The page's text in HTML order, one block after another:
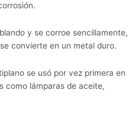
y se corroe sencillamente,
convierte en un metal duro.
se usó por vez primera en
como lámparas de aceite,